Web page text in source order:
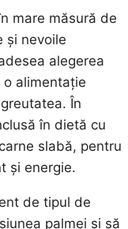
mare măsură de
și nevoile
alegerea
alimentație
În
în dietă cu
slabă, pentru
și energie.
de tipul de
palmei și să